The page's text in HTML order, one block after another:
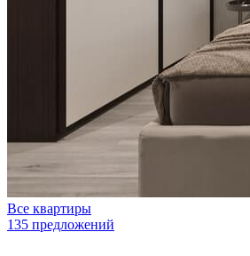
Все квартиры
135 предложений